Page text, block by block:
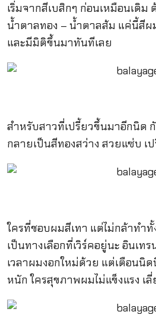
เริ่มจากสีเบสิกๆ ก่อนเหมือนเดิ
น้ำตาลทอง – น้ำตาลส้ม แค่นี้สีผ
และมีมิติขึ้นมาทันทีเลย
สำหรับสาวที่เปรี้ยวขึ้นมาอีกนิด
กลายเป็นสีทองสว่าง สวยแซ่บ เ
ใครที่ชอบผมสีเทา แต่ไม่กล้าทำ
เป็นทางเลือกที่เวิร์คอยู่นะ อินเท
เวลาผมงอกใหม่ด้วย แต่เตือนนิ
หนัก ใครสุขภาพผมไม่แข็งแรง เ